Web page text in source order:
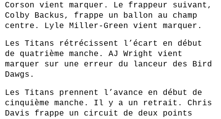
Corson vient marquer. Le frappeur suivant,
Colby Backus, frappe un ballon au champ
centre. Lyle Miller‑Green vient marquer.
Les Titans rétrécissent l’écart en début
de quatrième manche. AJ Wright vient
marquer sur une erreur du lanceur des Bird
Dawgs.
Les Titans prennent l’avance en début de
cinquième manche. Il y a un retrait. Chris
Davis frappe un circuit de deux points